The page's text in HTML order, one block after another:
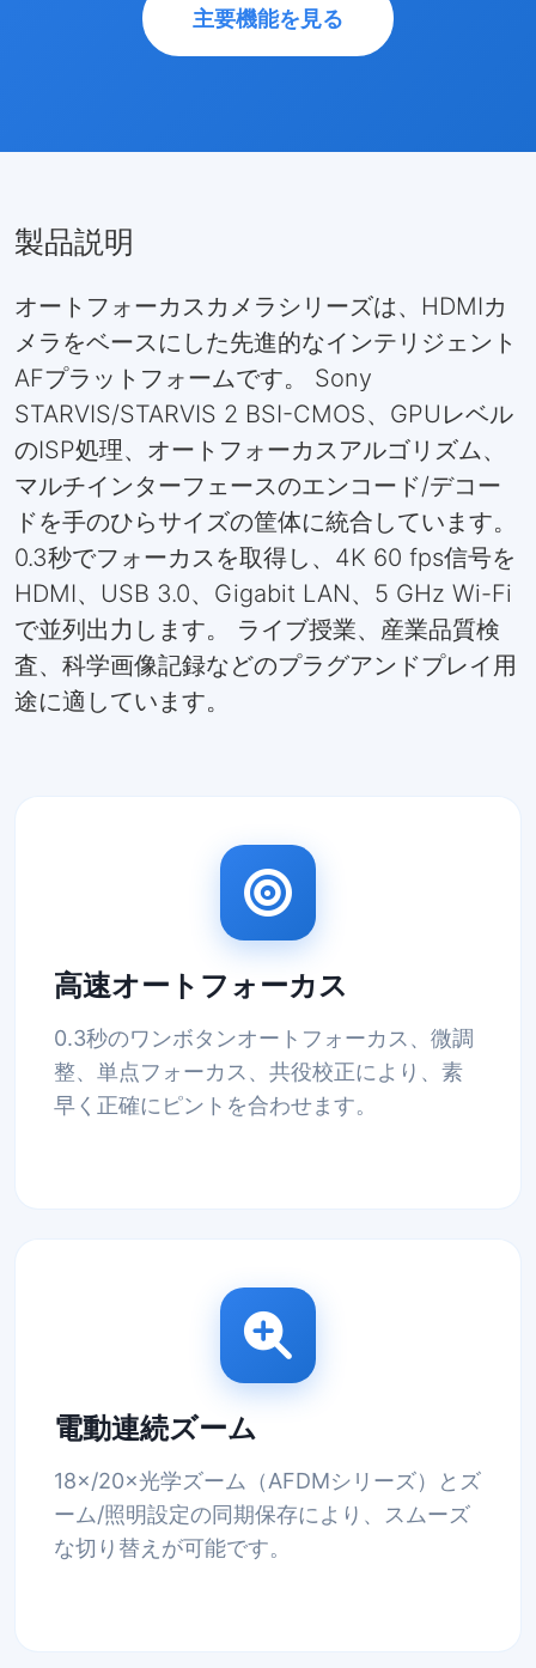
主要機能を見る
製品説明
オートフォーカスカメラシリーズは、HDMIカ
メラをベースにした先進的なインテリジェント
AFプラットフォームです。 Sony
STARVIS/STARVIS 2 BSI-CMOS、GPUレベル
のISP処理、オートフォーカスアルゴリズム、
マルチインターフェースのエンコード/デコー
ドを手のひらサイズの筐体に統合しています。
0.3秒でフォーカスを取得し、4K 60 fps信号を
HDMI、USB 3.0、Gigabit LAN、5 GHz Wi-Fi
で並列出力します。 ライブ授業、産業品質検
査、科学画像記録などのプラグアンドプレイ用
途に適しています。
高速オートフォーカス
0.3秒のワンボタンオートフォーカス、微調
整、単点フォーカス、共役校正により、素
早く正確にピントを合わせます。
電動連続ズーム
18×/20×光学ズーム（AFDMシリーズ）とズ
ーム/照明設定の同期保存により、スムーズ
な切り替えが可能です。